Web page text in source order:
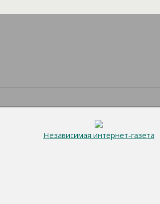
Независимая интернет-газета